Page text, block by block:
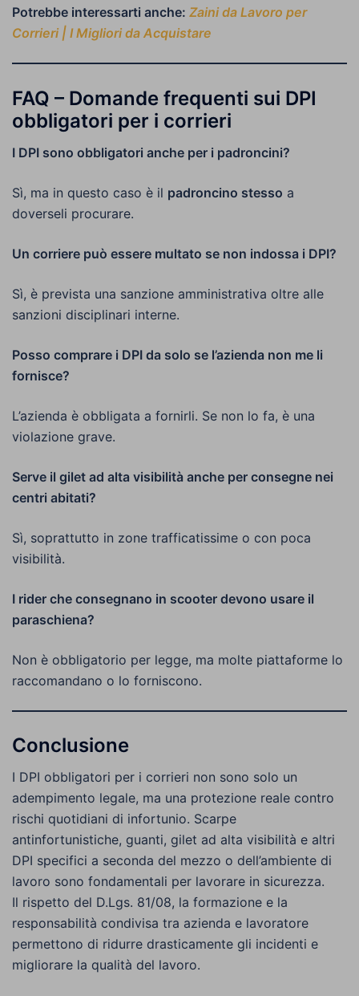
Potrebbe interessarti anche: Zaini da Lavoro per
Corrieri | I Migliori da Acquistare
FAQ – Domande frequenti sui DPI
obbligatori per i corrieri
I DPI sono obbligatori anche per i padroncini?
Sì, ma in questo caso è il padroncino stesso a
doverseli procurare.
Un corriere può essere multato se non indossa i DPI?
Sì, è prevista una sanzione amministrativa oltre alle
sanzioni disciplinari interne.
Posso comprare i DPI da solo se l’azienda non me li
fornisce?
L’azienda è obbligata a fornirli. Se non lo fa, è una
violazione grave.
Serve il gilet ad alta visibilità anche per consegne nei
centri abitati?
Sì, soprattutto in zone trafficatissime o con poca
visibilità.
I rider che consegnano in scooter devono usare il
paraschiena?
Non è obbligatorio per legge, ma molte piattaforme lo
raccomandano o lo forniscono.
Conclusione
I DPI obbligatori per i corrieri non sono solo un
adempimento legale, ma una protezione reale contro
rischi quotidiani di infortunio. Scarpe
antinfortunistiche, guanti, gilet ad alta visibilità e altri
DPI specifici a seconda del mezzo o dell’ambiente di
lavoro sono fondamentali per lavorare in sicurezza.
Il rispetto del D.Lgs. 81/08, la formazione e la
responsabilità condivisa tra azienda e lavoratore
permettono di ridurre drasticamente gli incidenti e
migliorare la qualità del lavoro.